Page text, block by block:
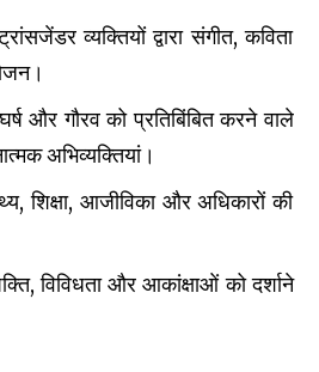
व्यक्तियों द्वारा संगीत, कविता
और गौरव को प्रतिबिंबित करने वाले
अभिव्यक्तियां।
शिक्षा, आजीविका और अधिकारों की
विविधता और आकांक्षाओं को दर्शाने